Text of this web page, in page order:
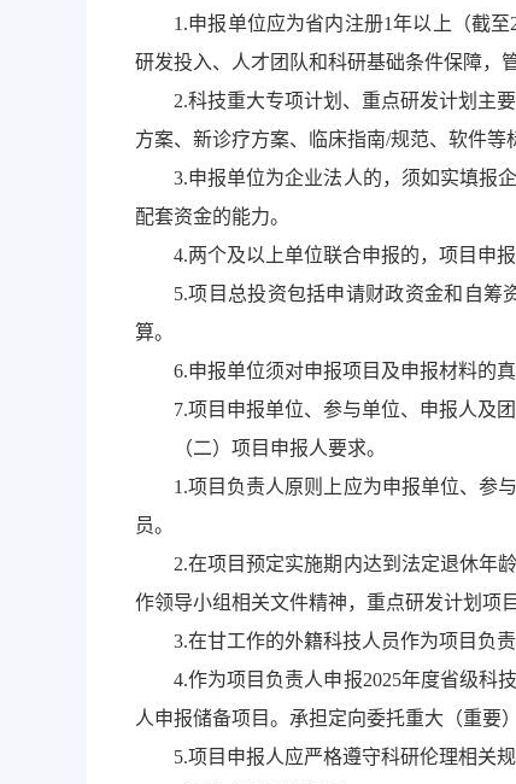
1.申报单位应为省内注册1年以上（截
研发投入、人才团队和科研基础条件保障，
2.科技重大专项计划、重点研发计划主
方案、新诊疗方案、临床指南/规范、软件等
3.申报单位为企业法人的，须如实填报
配套资金的能力。
4.两个及以上单位联合申报的，项目申
5.项目总投资包括申请财政资金和自筹
算。
6.申报单位须对申报项目及申报材料的
7.项目申报单位、参与单位、申报人及
（二）项目申报人要求。
1.项目负责人原则上应为申报单位、参
员。
2.在项目预定实施期内达到法定退休年
作领导小组相关文件精神，重点研发计划项
3.在甘工作的外籍科技人员作为项目负
4.作为项目负责人申报2025年度省级科
人申报储备项目。承担定向委托重大（重要
5.项目申报人应严格遵守科研伦理相关规